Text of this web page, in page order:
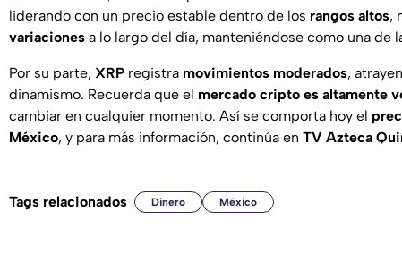
liderando con un precio estable dentro de los rangos altos,
variaciones a lo largo del día, manteniéndose como una de
Por su parte, XRP registra movimientos moderados,
dinamismo. Recuerda que el mercado cripto es altamente
cambiar en cualquier momento. Así se comporta hoy el
México, y para más información, continúa en TV Azteca
Tags relacionados Dinero México